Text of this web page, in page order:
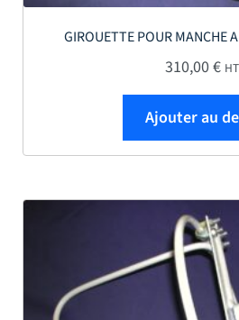
GIROUETTE POUR MANCHE
310,00€ HT
Ajouter au